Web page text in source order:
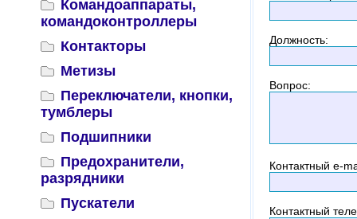
Командоаппараты,
командоконтроллеры
Контакторы
Метизы
Переключатели, кнопки,
тумблеры
Подшипники
Предохранители,
разрядники
Пускатели
Должность:
Вопрос:
Контактный e-
Контактный